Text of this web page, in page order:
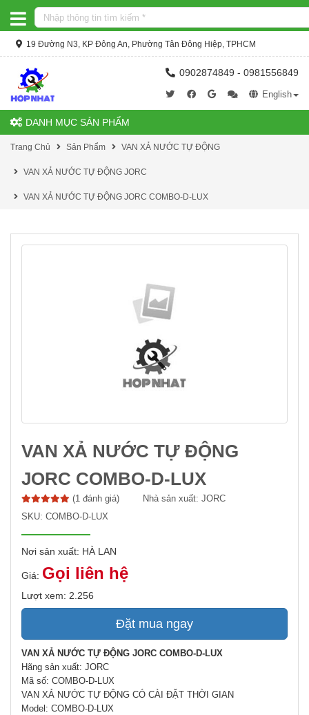
19 Đường N3, KP Đông An, Phường Tân Đông Hiệp, TPHCM
0902874849 - 0981556849
English
DANH MỤC SẢN PHẨM
Trang Chủ Sản Phẩm VAN XẢ NƯỚC TỰ ĐỘNG
VAN XẢ NƯỚC TỰ ĐỘNG JORC
VAN XẢ NƯỚC TỰ ĐỘNG JORC COMBO-D-LUX
VAN XẢ NƯỚC TỰ ĐỘNG
JORC COMBO-D-LUX
(1 đánh giá) Nhà sản xuất: JORC
SKU: COMBO-D-LUX
Nơi sản xuất: HÀ LAN
Giá: Gọi liên hệ
Lượt xem: 2.256
Đặt mua ngay
VAN XẢ NƯỚC TỰ ĐỘNG JORC COMBO-D-LUX
Hãng sản xuất: JORC
Mã số: COMBO-D-LUX
VAN XẢ NƯỚC TỰ ĐỘNG CÓ CÀI ĐẶT THỜI GIAN
Model: COMBO-D-LUX